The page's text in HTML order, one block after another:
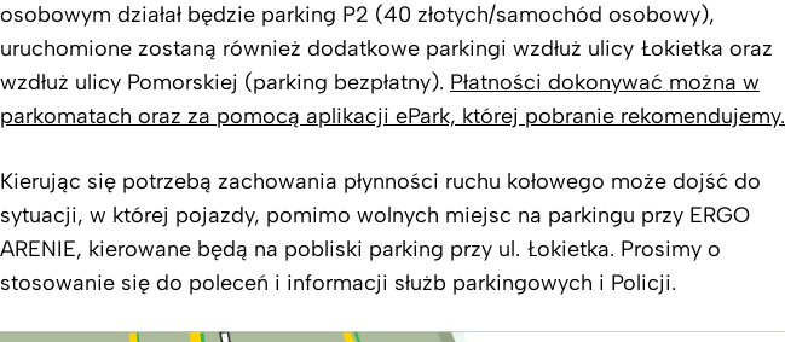
osobowym działał będzie parking P2 (40 złotych/samochód osobowy),
uruchomione zostaną również dodatkowe parkingi wzdłuż ulicy Łokietka oraz
wzdłuż ulicy Pomorskiej (parking bezpłatny). Płatności dokonywać można w
parkomatach oraz za pomocą aplikacji ePark, której pobranie rekomendujemy.
Kierując się potrzebą zachowania płynności ruchu kołowego może dojść do
sytuacji, w której pojazdy, pomimo wolnych miejsc na parkingu przy ERGO
ARENIE, kierowane będą na pobliski parking przy ul. Łokietka. Prosimy o
stosowanie się do poleceń i informacji służb parkingowych i Policji.